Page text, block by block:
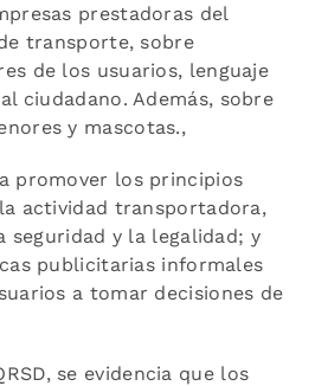
prestadoras del
transporte, sobre
de los usuarios, lenguaje
ciudadano. Además, sobre
y mascotas.,
promover los principios
actividad transportadora,
seguridad y la legalidad; y
publicitarias informales
a tomar decisiones de
se evidencia que los